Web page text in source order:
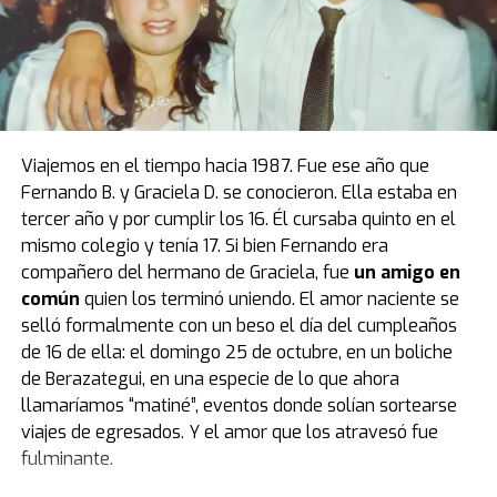
El modelo que protagoniza una de las mejores
anécdotas relacionadas a la vida de Diego estuvo de
visita por primera vez en el país, luego de casi cuatro
décadas de estadía en Europa. Fue el primer obsequio
que recibió “Pelusa” tras conquistar la Copa del Mundo
deMéxico 1986, cortesía del por entonces presidente
del Napoli, Corrado Ferlaino.
El proceso para que las llaves de aquel mítico auto
deportivo llegaran a las manos de Maradona fue
caótico.
Guillermo Coppola, exmanager del Diez, tuvo
que convencer al mismísimo Enzo Ferrari de pintar de
negro un modelo que solo conocía el rojo. Luego,
gestionó la venta del coche en un aeropuerto por un
precio mayor al que había pagado originalmente, con el
fin de reconciliar a Ferlaino con Diego. Algo de esa
historia estuvo presente en Buenos Aires.
Viajemos en el tiempo hacia 1987. Fue ese año que
Fernando B. y Graciela D. se conocieron. Ella estaba en
tercer año y por cumplir los 16. Él cursaba quinto en el
mismo colegio y tenía 17. Si bien Fernando era
compañero del hermano de Graciela, fue un amigo en
común quien los terminó uniendo. El amor naciente se
selló formalmente con un beso el día del cumpleaños
de 16 de ella: el domingo 25 de octubre, en un boliche
de Berazategui, en una especie de lo que ahora
llamaríamos “matiné”, eventos donde solían sortearse
viajes de egresados. Y el amor que los atravesó fue
fulminante.